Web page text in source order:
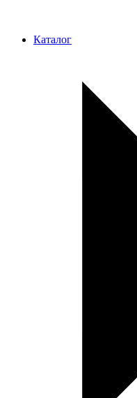
Каталог